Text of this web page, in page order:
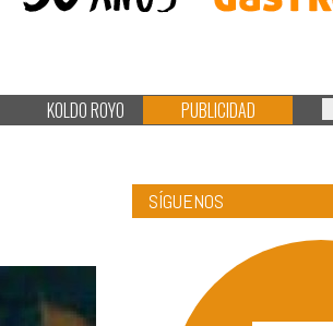
KOLDO ROYO PUBLICIDAD
SÍGUENOS